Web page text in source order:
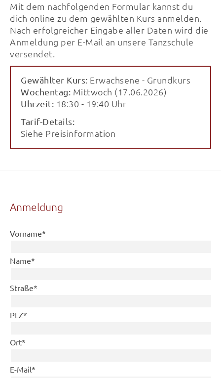
Mit dem nachfolgenden Formular kannst du
dich online zu dem gewählten Kurs anmelden.
Nach erfolgreicher Eingabe aller Daten wird die
Anmeldung per E-Mail an unsere Tanzschule
versendet.
Gewählter Kurs: Erwachsene - Grundkurs
Wochentag: Mittwoch (17.06.2026)
Uhrzeit: 18:30 - 19:40 Uhr
Tarif-Details:
Siehe Preisinformation
Anmeldung
Pflichtfeld
Vorname*
Pflichtfeld
Name*
Pflichtfeld
Straße*
Pflichtfeld
PLZ*
Pflichtfeld
Ort*
Pflichtfeld
E-Mail*